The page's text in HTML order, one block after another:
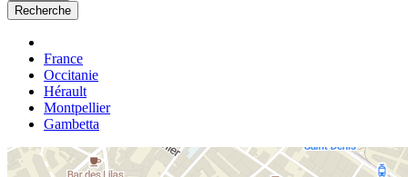
Recherche
France
Occitanie
Hérault
Montpellier
Gambetta